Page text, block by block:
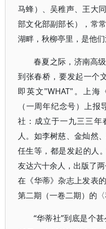
马蜂）、吴稚声、王大
部文化部副部长），常
湖畔，秋柳亭里，是他们
春夏之际，济南高
到张春桥，要发起一个
即英文"WHAT"。上海
（一周年纪念号）上
社：成立于一九三三年
人。如李树慈、金灿然
任生等，都是发起的人
友达六十余人，出版了
在《华蒂》杂志上发表
第二期（一卷二期）的〈
“华蒂社”到底是个